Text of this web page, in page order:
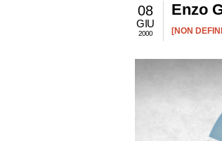
08
GIU
2000
Enzo
[NON